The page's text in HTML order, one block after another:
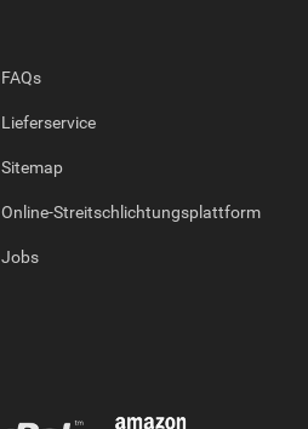
FAQs
Lieferservice
Sitemap
Online-Streitschlichtungsplattform
Jobs